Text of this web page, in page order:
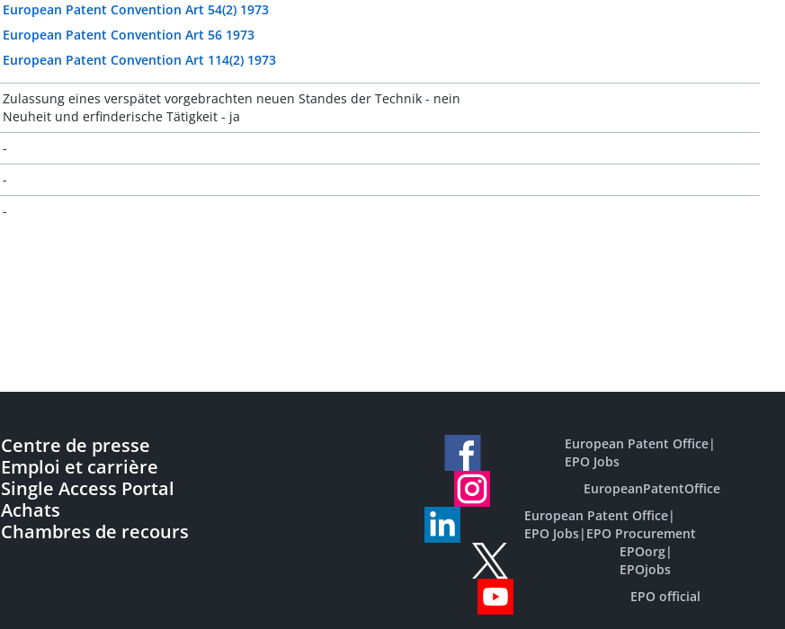
European Patent Convention Art 54(2) 1973
European Patent Convention Art 56 1973
European Patent Convention Art 114(2) 1973
Zulassung eines verspätet vorgebrachten neuen Standes der Technik - nein
Neuheit und erfinderische Tätigkeit - ja
-
-
-
Centre de presse
Emploi et carrière
Single Access Portal
Achats
Chambres de recours
European Patent Office|
EPO Jobs
EuropeanPatentOffice
European Patent Office|
EPO Jobs| EPO Procurement
EPOorg|
EPOjobs
EPO official